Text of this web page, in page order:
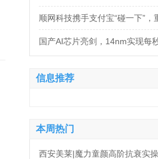
正式落地！京东手机家电空调电
补怎么领？学生专属优惠补贴
顺网科技携手支付宝“碰一下”，
竞新体验
国产AI芯片亮剑，14nm实现每
信息推荐
本周热门
西安美莱|魔力童颜高阶抗衰实操